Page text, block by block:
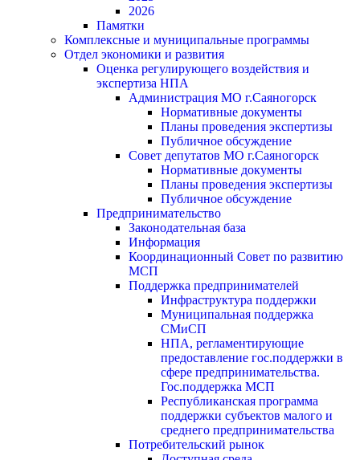
2026
Памятки
Комплексные и муниципальные программы
Отдел экономики и развития
Оценка регулирующего воздействия и
экспертиза НПА
Администрация МО г.Саяногорск
Нормативные документы
Планы проведения экспертизы
Публичное обсуждение
Совет депутатов МО г.Саяногорск
Нормативные документы
Планы проведения экспертизы
Публичное обсуждение
Предпринимательство
Законодательная база
Информация
Координационный Совет по развитию
МСП
Поддержка предпринимателей
Инфраструктура поддержки
Муниципальная поддержка
СМиСП
НПА, регламентирующие
предоставление гос.поддержки в
сфере предпринимательства.
Гос.поддержка МСП
Республиканская программа
поддержки субъектов малого и
среднего предпринимательства
Потребительский рынок